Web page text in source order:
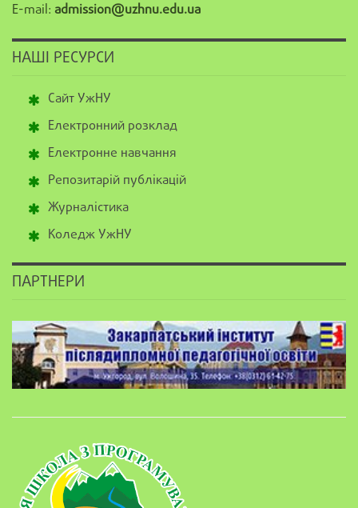
E-mail: admission@uzhnu.edu.ua
НАШІ РЕСУРСИ
Сайт УжНУ
Електронний розклад
Електронне навчання
Репозитарій публікацій
Журналістика
Коледж УжНУ
ПАРТНЕРИ